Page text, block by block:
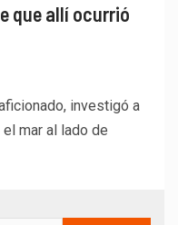
que allí ocurrió
investigó a
mar al lado de